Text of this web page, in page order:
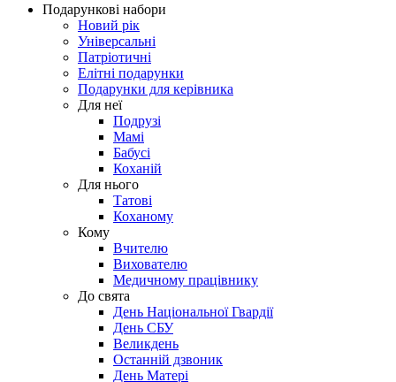
Подарункові набори
Новий рік
Універсальні
Патріотичні
Елітні подарунки
Подарунки для керівника
Для неї
Подрузі
Мамі
Бабусі
Коханій
Для нього
Татові
Коханому
Кому
Вчителю
Вихователю
Медичному працівнику
До свята
День Національної Гвардії
День СБУ
Великдень
Останній дзвоник
День Матері